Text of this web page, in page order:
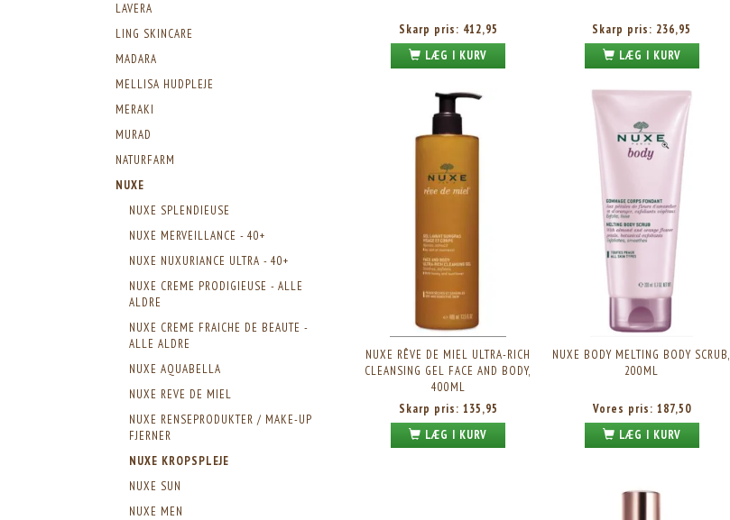
LAVERA
LING SKINCARE
MADARA
MELLISA HUDPLEJE
MERAKI
MURAD
NATURFARM
NUXE
NUXE SPLENDIEUSE
NUXE MERVEILLANCE - 40+
NUXE NUXURIANCE ULTRA - 40+
NUXE CREME PRODIGIEUSE - ALLE
ALDRE
NUXE CREME FRAICHE DE BEAUTE -
ALLE ALDRE
NUXE AQUABELLA
NUXE REVE DE MIEL
NUXE RENSEPRODUKTER / MAKE-UP
FJERNER
NUXE KROPSPLEJE
NUXE SUN
NUXE MEN
Skarp pris: 412,95
LÆG I KURV
Skarp pris: 236,95
LÆG I KURV
NUXE RÊVE DE MIEL ULTRA-RICH
CLEANSING GEL FACE AND BODY,
400ML
Skarp pris: 135,95
LÆG I KURV
NUXE BODY MELTING BODY SCRUB,
200ML
Vores pris: 187,50
LÆG I KURV